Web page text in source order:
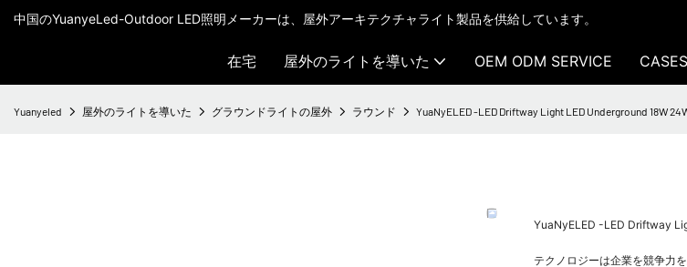
中国のYuanyeLed-Outdoor LED照明メーカーは、屋外アーキテクチャライト製品を供給しています。
在宅 屋外のライトを導いた OEM ODM SERVICE CASES
Yuanyeled 屋外のライトを導いた グラウンドライトの屋外 ラウンド YuaNyELED -LED Driftway Light LED Underground 18W
YuaNyELED -LED Driftway
テクノロジーは企業を競争力